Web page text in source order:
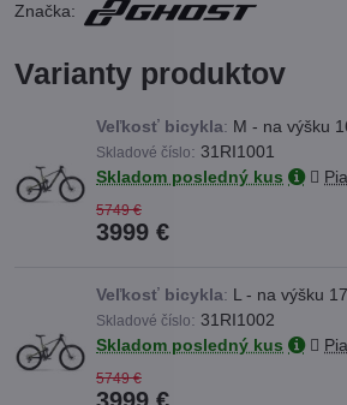
Značka:
Varianty produktov
Veľkosť bicykla: M - na výšku
Skladové číslo: 31RI1001
Skladom posledný kus
5749 €
3999 €
Veľkosť bicykla: L - na výšku
Skladové číslo: 31RI1002
Skladom posledný kus
5749 €
3999 €